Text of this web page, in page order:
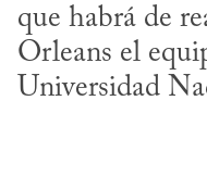
que habrá de
Orleans el
Universidad